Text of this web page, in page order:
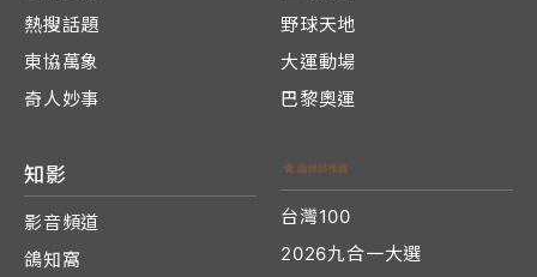
熱搜話題
東協萬象
奇人妙事
野球天地
大運動場
巴黎奧運
知影
影音頻道
鴿知窩
台灣100
2026九合一大選